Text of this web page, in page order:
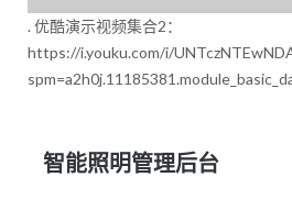
. 优酷演示视频集合2：
https://i.youku.com/i/
智能照明管理后台